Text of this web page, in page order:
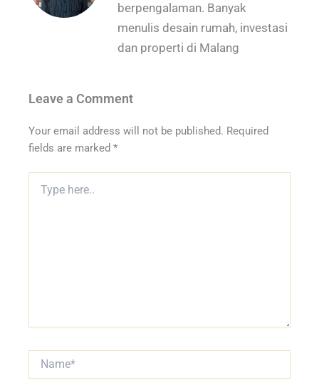
berpengalaman. Banyak
menulis desain rumah, investasi
dan properti di Malang
Leave a Comment
Your email address will not be published. Required
fields are marked *
here..